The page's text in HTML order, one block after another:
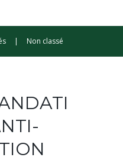
Non classé